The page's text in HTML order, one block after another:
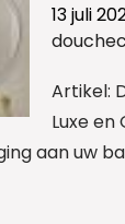
13 juli
Artikel:
Luxe
aan uw